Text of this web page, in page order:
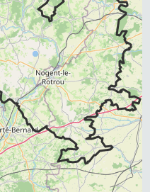
Chargement...